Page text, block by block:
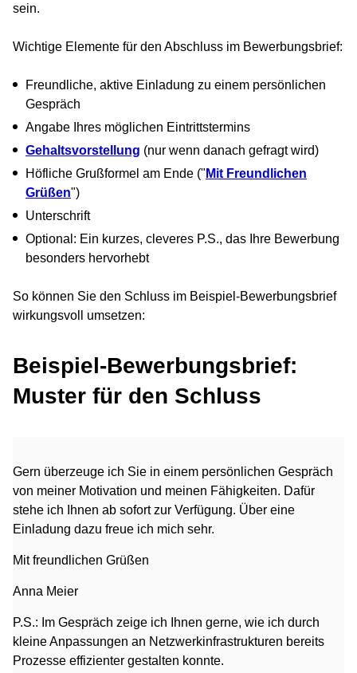
sein.
Wichtige Elemente für den Abschluss im Bewerbungsbrief:
Freundliche, aktive Einladung zu einem persönlichen
Gespräch
Angabe Ihres möglichen Eintrittstermins
Gehaltsvorstellung (nur wenn danach gefragt wird)
Höfliche Grußformel am Ende (" Mit Freundlichen
Grüßen")
Unterschrift
Optional: Ein kurzes, cleveres P.S., das Ihre Bewerbung
besonders hervorhebt
So können Sie den Schluss im Beispiel-Bewerbungsbrief
wirkungsvoll umsetzen:
Beispiel-Bewerbungsbrief:
Muster für den Schluss
Gern überzeuge ich Sie in einem persönlichen Gespräch
von meiner Motivation und meinen Fähigkeiten. Dafür
stehe ich Ihnen ab sofort zur Verfügung. Über eine
Einladung dazu freue ich mich sehr.
Mit freundlichen Grüßen
Anna Meier
P.S.: Im Gespräch zeige ich Ihnen gerne, wie ich durch
kleine Anpassungen an Netzwerkinfrastrukturen bereits
Prozesse effizienter gestalten konnte.